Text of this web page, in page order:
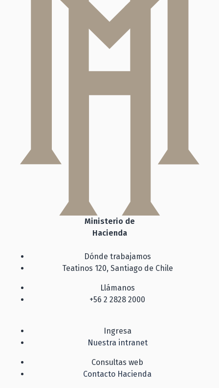
Ministerio de
Hacienda
Dónde trabajamos
Teatinos 120, Santiago de Chile
Llámanos
+56 2 2828 2000
Ingresa
Nuestra intranet
Consultas web
Contacto Hacienda